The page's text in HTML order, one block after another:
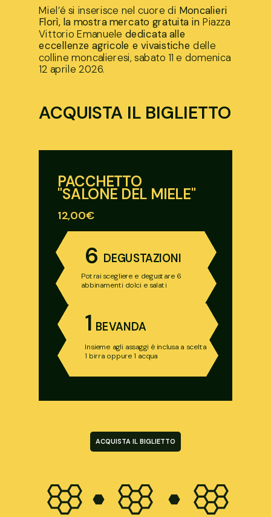
PACCHETTO
"SALONE DEL MIELE"
Potrai scegliere e degustare 6
abbinamenti dolci e salati
DEGUSTAZIONI
1 BEVANDA
12,00€
6
Insieme agli assaggi è inclusa a scelta
1 birra oppure 1 acqua
ACQUISTA IL BIGLIETTO
ACQUISTA IL BIGLIETTO
Miel’é si inserisce nel cuore di Moncalieri
Florì, la mostra mercato gratuita in Piazza
Vittorio Emanuele dedicata alle
eccellenze agricole e vivaistiche delle
colline moncalieresi, sabato 11 e domenica
12 aprile 2026.